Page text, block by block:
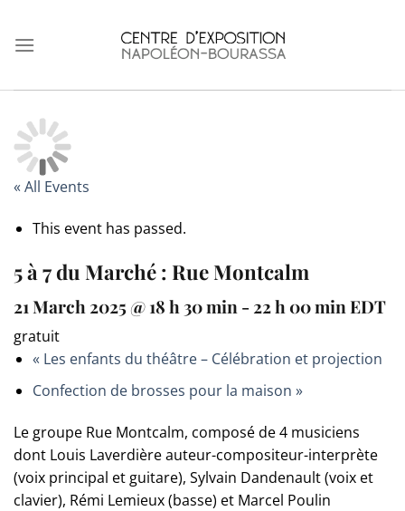
content
« All Events
This event has passed.
5 à 7 du Marché : Rue Montcalm
21 March 2025 @ 18 h 30 min - 22 h 00 minEDT
gratuit
«Les enfants du théâtre – Célébration et projection
Confection de brosses pour la maison »
Le groupe Rue Montcalm, composé de 4 musiciens
dont Louis Laverdière auteur-compositeur-interprète
(voix principal et guitare), Sylvain Dandenault (voix et
clavier), Rémi Lemieux (basse) et Marcel Poulin